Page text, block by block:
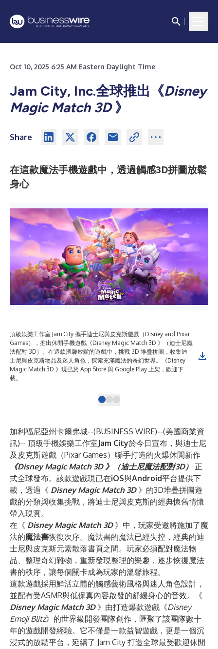
Oct 10, 2025 6:25 AM Eastern Daylight Time
Jam City, Inc.全球推出《Disney
Magic Match 3D》
Share
在這款魔法手機遊戲中，透過觸感3D拼圖放鬆
身心
頂級娛樂工作室 Jam City 攜手迪士尼與皮克斯遊戲（Disney and Pixar
Games），推出休閒手機遊戲《Disney Magic Match 3D 》（迪士尼魔
法配對 3D）。在這款溫馨放鬆的遊戲中，挑戰 3D 堆疊拼圖，收集迪
士尼與皮克斯物品及迷人角色，探索充滿魔法的奇幻世界。《Disney
Magic Match 3D 》現已於 App Store 與 Google Play 上架，歡迎下
載。
加利福尼亞州卡爾弗城--(BUSINESS WIRE)--(美國商業資
訊)-- 頂級手機娛樂工作室Jam City於今日宣布，與迪士尼
及皮克斯遊戲（Pixar Games）聯手打造的火爆休閒新作
《Disney Magic Match 3D 》（迪士尼魔法配對3D）
正
式全球發布。該款遊戲現已在iOS與Android平台提供下
載，透過《 Disney Magic Match 3D 》的3D堆疊拼圖遊
戲的分類與收集挑戰，將迪士尼與皮克斯的經典懷舊情懷
帶入現實。
在《 Disney Magic Match 3D 》中，玩家受邀將施加了魔
法的魔法書恢復次序。魔法書的魔法已經失控，經典的迪
士尼與皮克斯元素散落書頁之間。玩家必須配對魔法物
品、整理奇幻雜物，重新發現整理的樂趣，逐步恢復魔法
書的秩序，讓每個關卡成為玩家的溫馨旅程。
這款遊戲採用鮮活立體的觸感藝術風格與迷人角色設計，
並配有受ASMR與低保真內容啟發的舒緩身心的音效。《
Disney Magic Match 3D 》由打造爆款遊戲《Disney
Emoji Blitz》的世界級開發團隊創作，匯聚了該團隊數十
年的遊戲開發經驗。它不僅是一款益智遊戲，更是一個沉
浸式的放鬆平台，延續了 Jam City 打造全球最受歡迎休閒